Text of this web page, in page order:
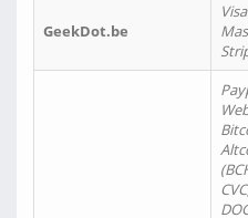
GeekDot.be